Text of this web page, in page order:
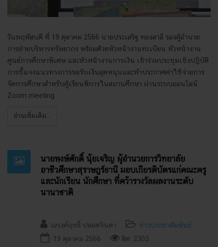
วันพฤหัสบดี ที่ 19 ตุลาคม 2566 นายประเสริฐ ทองสาลี รองผู้อำนวย
การฝ่ายบริหารทรัพยากร พร้อมด้วยหัวหน้างานทะเบียน หัวหน้างาน
ศูนย์การศึกษาพิเศษ และหัวหน้างานการเงิน เข้าร่วมประชุมเชิงปฏิบัติ
การชี้แจงแนวทางการขอรับเงินอุดหนุนและทำประกาศค่าใช้จ่ายการ
จัดการศึกษาสำหรับผู้เรียนพิการในสถานศึกษา ผ่านระบบออนไลน์
Zoom meeting
อ่านเพิ่มเติม...
นายพงษ์ศักดิ์ นุ้ยเจริญ ผู้อำนวยการวิทยาลัย
อาชีวศึกษาสุราษฎร์ธานี มอบเกียรติบัตรแก่คณะครู
และนักเรียน นักศึกษา ที่คว้ารางวัลผลงานระดับ
นานาชาติ
ณรงค์ฤทธิ์ ปลอดจินดา
ข่าวประชาสัมพันธ์
19 ตุลาคม 2566
ฮิต: 2303